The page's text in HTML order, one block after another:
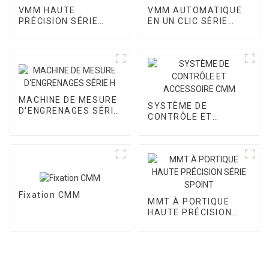
VMM HAUTE
PRÉCISION SÉRIE
VMM AUTOMATIQUE
EN UN CLIC SÉRIE
MACHINE DE MESURE
D'ENGRENAGES SÉRIE
SYSTÈME DE
CONTRÔLE ET
Fixation CMM
MMT À PORTIQUE
HAUTE PRÉCISION